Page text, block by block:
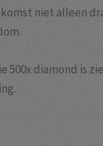
niet alleen
500x diamond